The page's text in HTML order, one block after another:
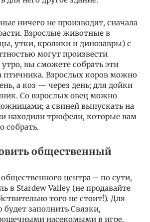
ничего не производят, сначала
Взрослые животные в
утки, кролики и динозавры) с
могут произвести
вы сможете собрать эти
птичника. Взрослых коров можно
а коз — через день; для дойки
Со взрослых овец можно
а свиней выпускать на
находили трюфели, которые вам
собрать.
общественный
центра – по сути,
в Stardew Valley (не продавайте
того не стоит!). Для
заполнить Связки,
насекомыми в игре,